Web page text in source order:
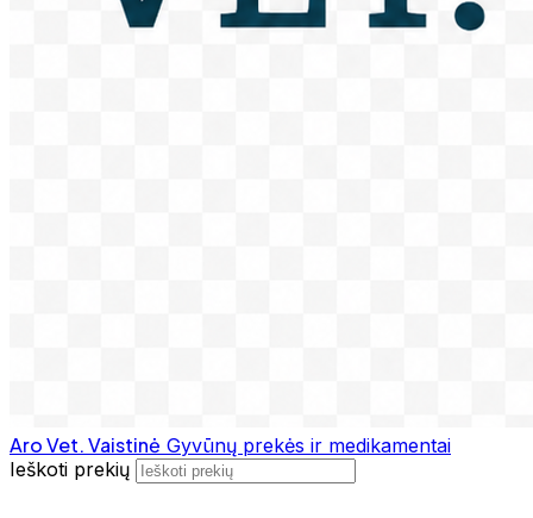
Aro Vet. Vaistinė Gyvūnų prekės ir medikamentai
Ieškoti prekių